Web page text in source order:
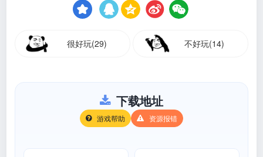
很好玩(29) 不好玩(14)
下载地址
游戏帮助 资源报错